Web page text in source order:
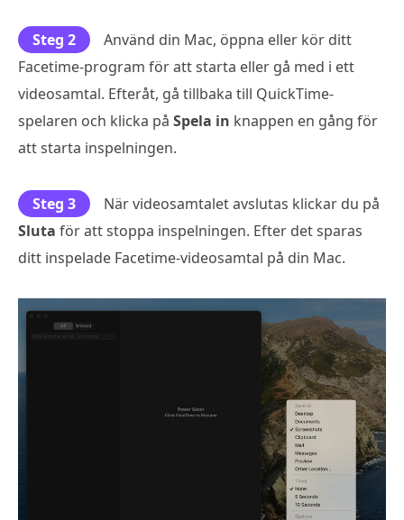
Steg 2
Använd din Mac, öppna eller kör ditt
Facetime-program för att starta eller gå med i ett
videosamtal. Efteråt, gå tillbaka till QuickTime-
spelaren och klicka på Spela in knappen en gång för
att starta inspelningen.
Steg 3
När videosamtalet avslutas klickar du på
Sluta för att stoppa inspelningen. Efter det sparas
ditt inspelade Facetime-videosamtal på din Mac.